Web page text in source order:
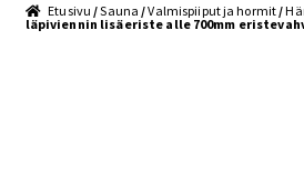
Etusivu /Sauna /Valmispiiput ja hormit /
läpiviennin lisäeriste alle 700mm